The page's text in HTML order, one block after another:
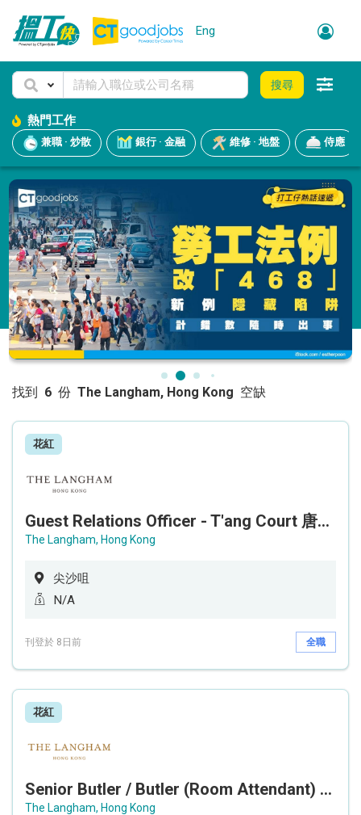
Eng
搜尋
熱門工作
兼職 · 炒散 銀行 · 金融 維修 · 地盤 侍應
找到 6 份 The Langham, Hong Kong 空缺
花紅
Guest Relations Officer - T'ang Court 唐閣 (Three MICHELIN Stars 米芝蓮三星中菜廳)
The Langham, Hong Kong
尖沙咀
N/A
刊登於 8日前 全職
花紅
Senior Butler / Butler (Room Attendant) 資深專責房務員 / 房務員
The Langham, Hong Kong